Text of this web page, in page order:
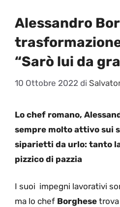
Alessandro
“Sarò lui da
10 Ottobre 2022 di
Lo chef romano,
sempre molto attivo sui
siparietti da urlo: tanto
pizzico di pazzia
I suoi impegni lavorativi
ma lo chef Borghese